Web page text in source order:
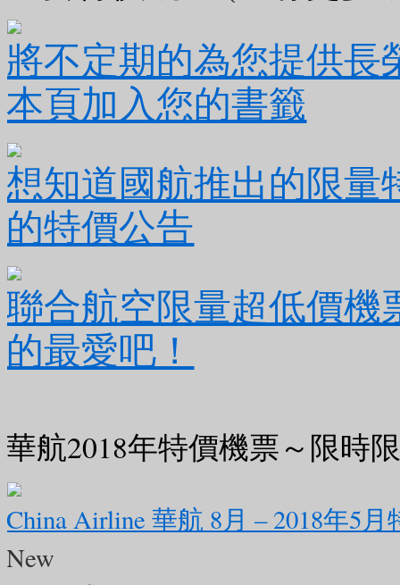
遠眺大三巴牌坊的剪影。隨手一
✨漫步完戀愛巷，絕不能錯過旁
層層酥脆的塔皮，加上濃郁滑嫩
名時使用折扣碼 SUMMER，另有
起報名出發 🏃‍♂️💨🔗 了解更多精選
holiday.com/#美加旅遊
門打卡
#summer折扣碼 #旅遊推薦
美加旅遊
2 days ago
將不定期的為您提供
本頁加入您的書籤
想知道國航推出的限
的特價公告
聯合航空限量超低價
的最愛吧！
華航2018年特價機票～限時
China Airline 華航 8月 – 2018年5
New